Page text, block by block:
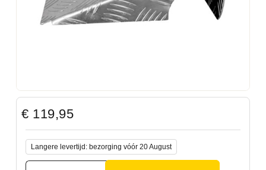
€ 119,95
Langere levertijd: bezorging vóór 20 August